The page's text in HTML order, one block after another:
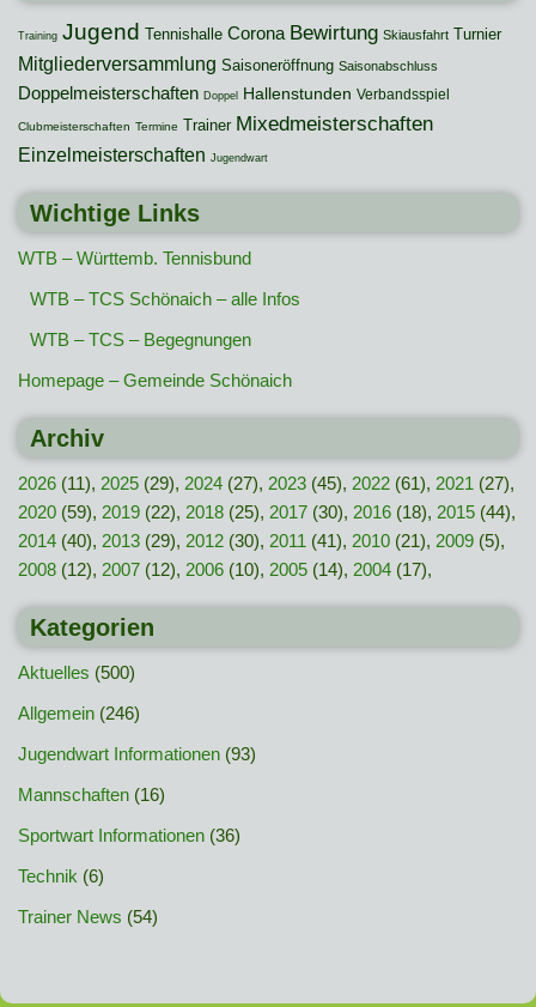
Training Jugend Tennishalle Corona Bewirtung Skiausfahrt Turnier
Mitgliederversammlung Saisoneröffnung Saisonabschluss
Doppelmeisterschaften Doppel Hallenstunden Verbandsspiel
Clubmeisterschaften Termine Trainer Mixedmeisterschaften
Einzelmeisterschaften Jugendwart
Wichtige Links
WTB – Württemb. Tennisbund
WTB – TCS Schönaich – alle Infos
WTB – TCS – Begegnungen
Homepage – Gemeinde Schönaich
Archiv
2026 (11), 2025 (29), 2024 (27), 2023 (45), 2022 (61), 2021 (27),
2020 (59), 2019 (22), 2018 (25), 2017 (30), 2016 (18), 2015 (44),
2014 (40), 2013 (29), 2012 (30), 2011 (41), 2010 (21), 2009 (5),
2008 (12), 2007 (12), 2006 (10), 2005 (14), 2004 (17),
Kategorien
Aktuelles (500)
Allgemein (246)
Jugendwart Informationen (93)
Mannschaften (16)
Sportwart Informationen (36)
Technik (6)
Trainer News (54)